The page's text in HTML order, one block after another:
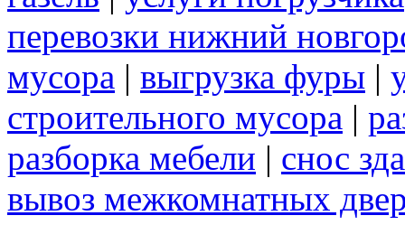
перевозки нижний
мусора | выгрузка фуры |
строительного мусора |
разборка мебели | снос
вывоз межкомнатных